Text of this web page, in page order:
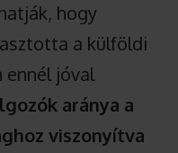
hogy
a külföldi
ennél jóval
aránya a
viszonyítva